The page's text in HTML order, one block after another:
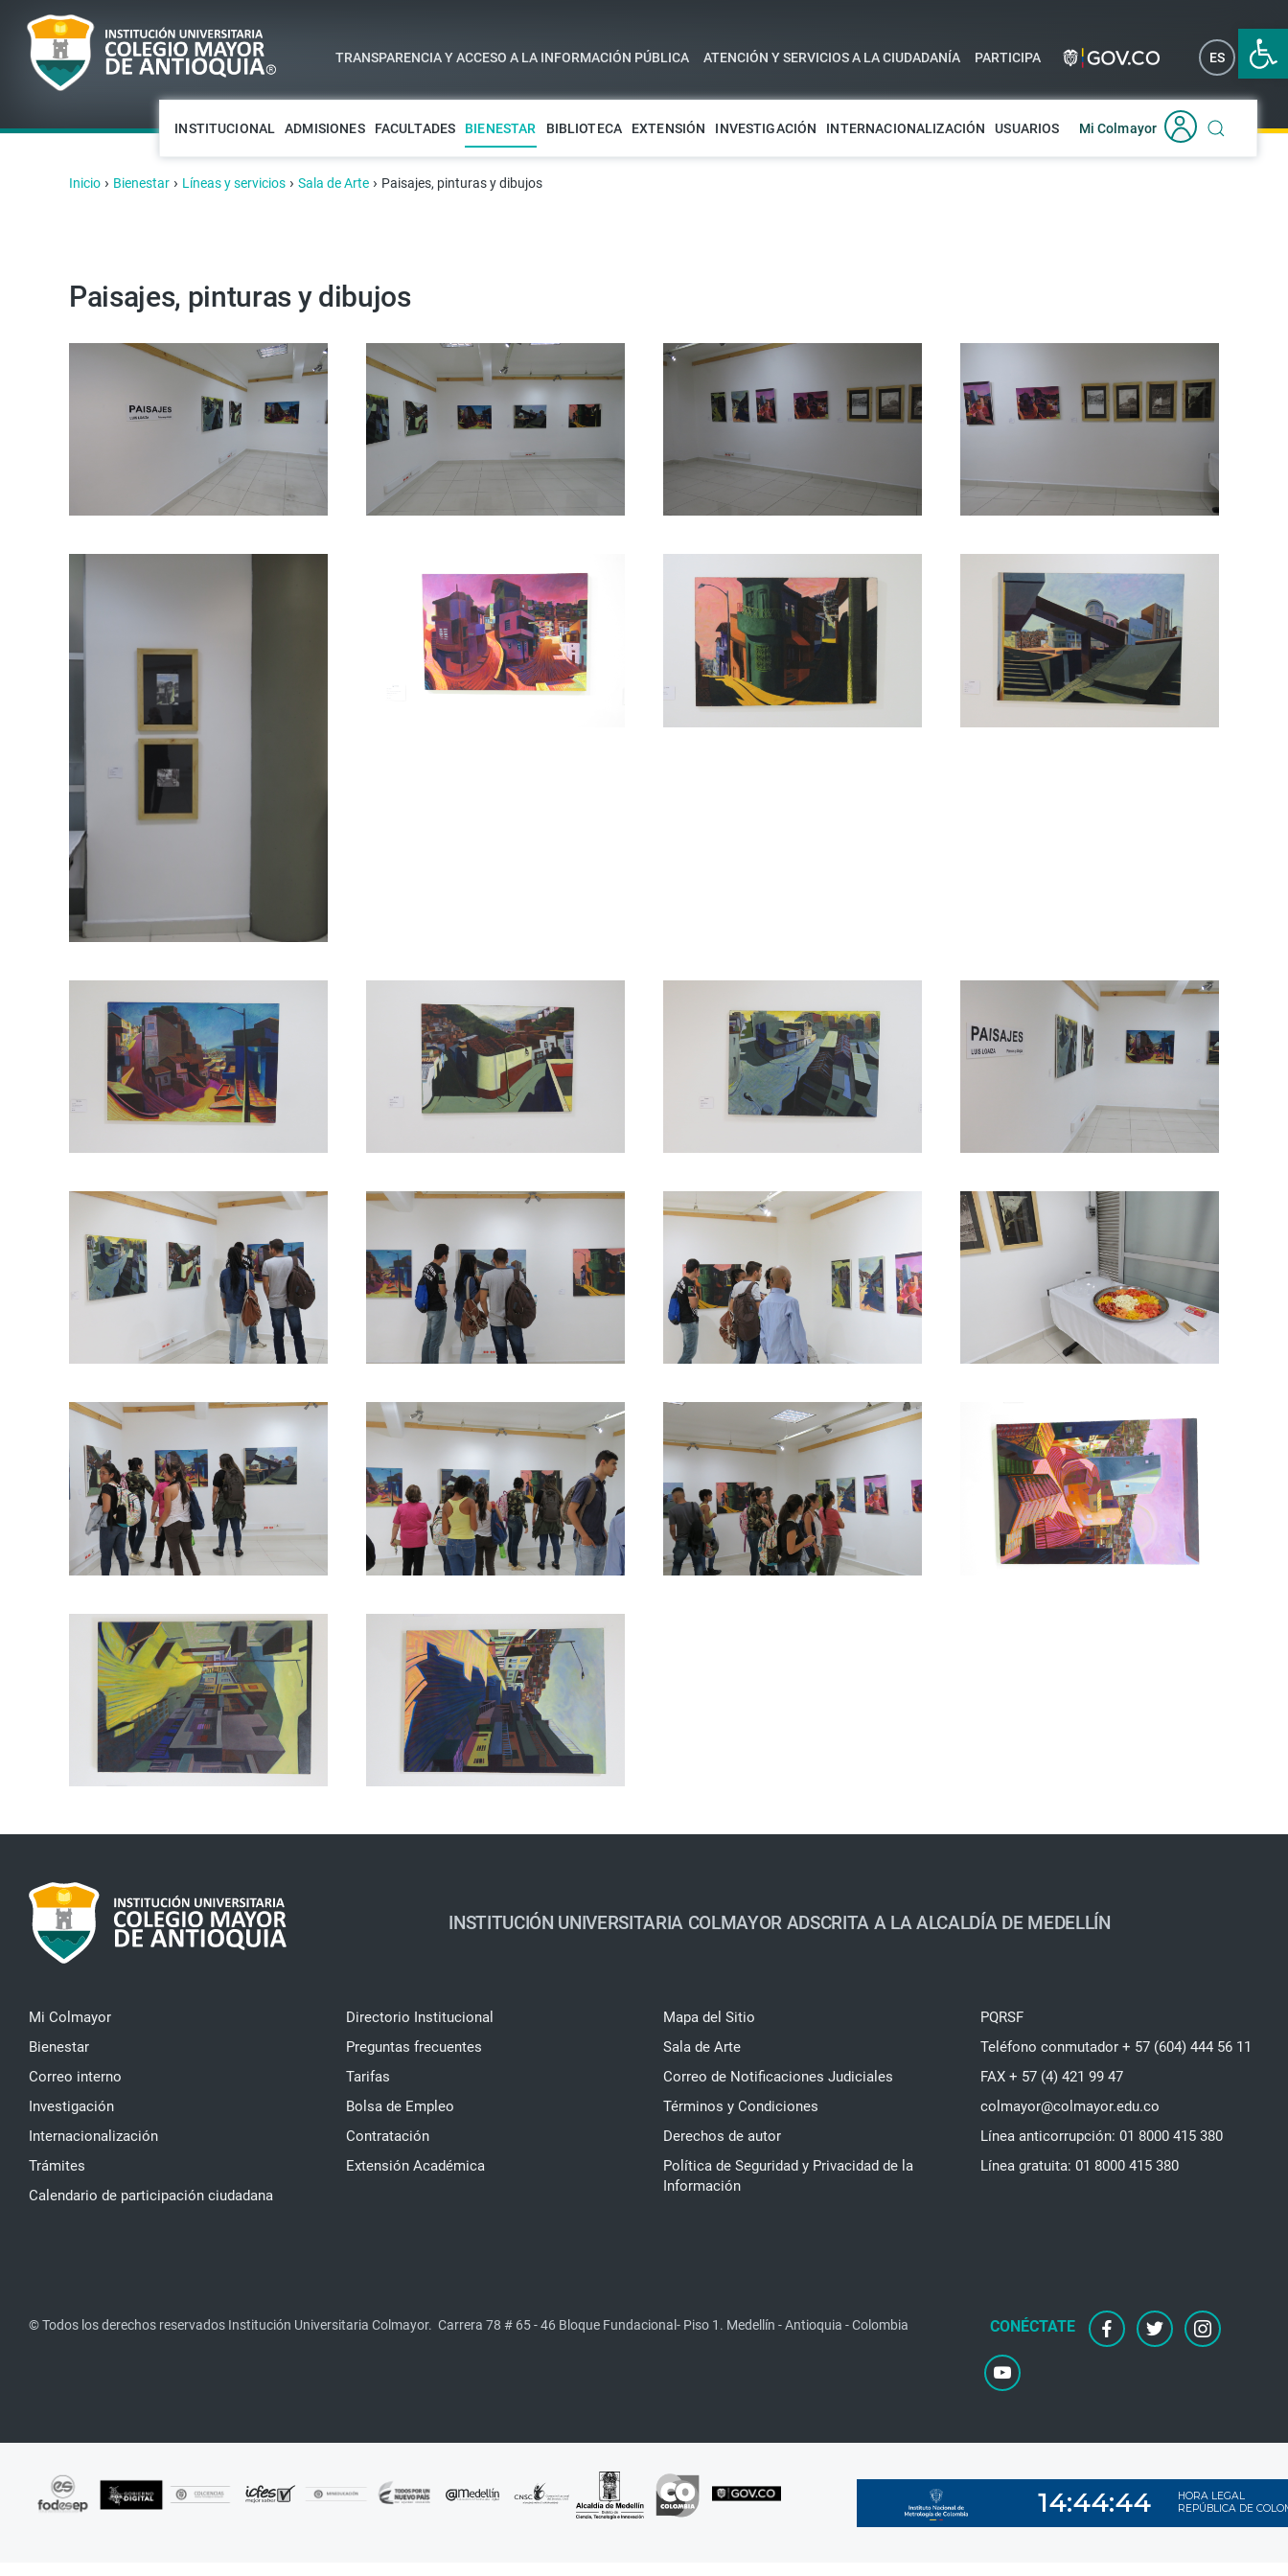
Abrir
TRANSPARENCIA Y ACCESO A LA INFORMACIÓN PÚBLICA ATENCIÓN Y SERVICIOS A LA CIUDADANÍA PARTICIPA ES EN
INSTITUCIONAL ADMISIONES FACULTADES BIENESTAR BIBLIOTECA EXTENSIÓN INVESTIGACIÓN INTERNACIONALIZACIÓN USUARIOS Mi Colmayor
Inicio › Bienestar › Líneas y servicios › Sala de Arte › Paisajes, pinturas y dibujos
Paisajes, pinturas y dibujos
INSTITUCIÓN UNIVERSITARIA COLMAYOR ADSCRITA A LA ALCALDÍA DE MEDELLÍN
Mi Colmayor
Bienestar
Correo interno
Investigación
Internacionalización
Trámites
Calendario de participación ciudadana
Directorio Institucional
Preguntas frecuentes
Tarifas
Bolsa de Empleo
Contratación
Extensión Académica
Mapa del Sitio
Sala de Arte
Correo de Notificaciones Judiciales
Términos y Condiciones
Derechos de autor
Política de Seguridad y Privacidad de la
Información
PQRSF
Teléfono conmutador + 57 (604) 444 56 11
FAX + 57 (4) 421 99 47
colmayor@colmayor.edu.co
Línea anticorrupción: 01 8000 415 380
Línea gratuita: 01 8000 415 380
© Todos los derechos reservados Institución Universitaria Colmayor. Carrera 78 # 65 - 46 Bloque Fundacional- Piso 1. Medellín - Antioquia - Colombia facebooktwitter instagram
youtube